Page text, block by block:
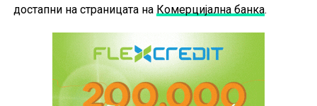
достапни на страницата на Комерцијална банка.